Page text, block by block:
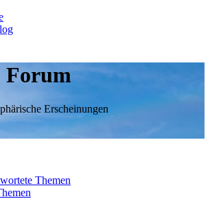
Forum
Erscheinungen
Themen